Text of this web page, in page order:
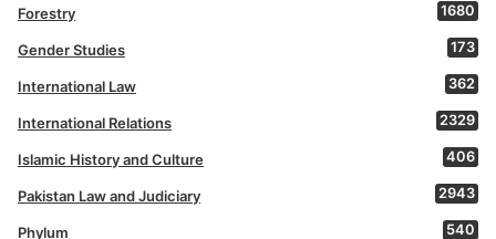
Forestry 1680
Gender Studies 173
International Law 362
International Relations 2329
Islamic History and Culture 406
Pakistan Law and Judiciary 2943
Phylum 540